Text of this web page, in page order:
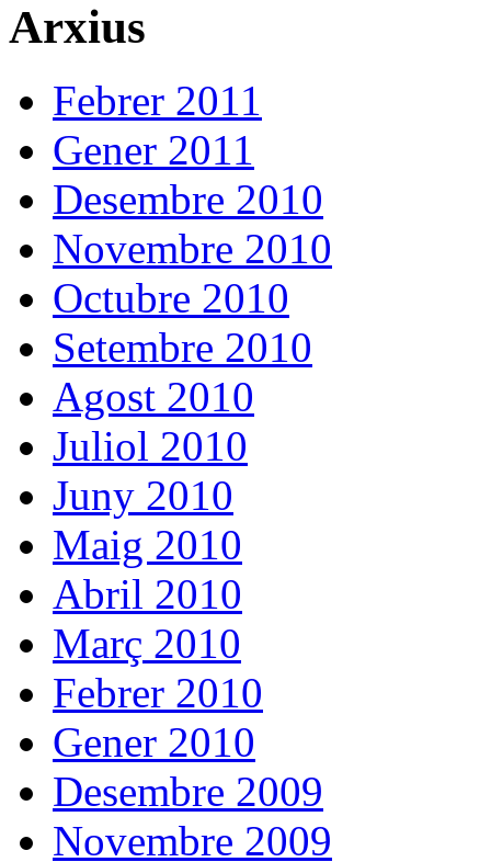
Arxius
Febrer 2011
Gener 2011
Desembre 2010
Novembre 2010
Octubre 2010
Setembre 2010
Agost 2010
Juliol 2010
Juny 2010
Maig 2010
Abril 2010
Març 2010
Febrer 2010
Gener 2010
Desembre 2009
Novembre 2009